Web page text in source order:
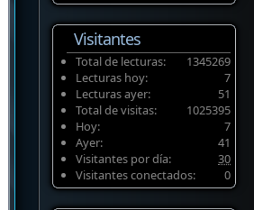
Visitantes
1345269
Total de lecturas:
7
Lecturas hoy:
51
Lecturas ayer:
1025395
Total de visitas:
7
Hoy:
41
Ayer:
30
Visitantes por día:
0
Visitantes conectados: